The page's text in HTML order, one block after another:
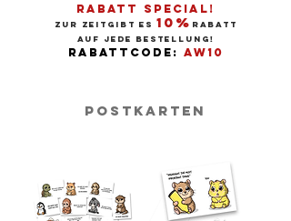
RABATT SPECIAL!
ZUR ZEITGIBT ES 10% RABATT
AUF JEDE BESTELLUNG!
RABATTCODE: AW10
Postkarten